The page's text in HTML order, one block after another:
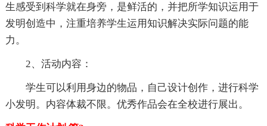
生感受到科学就在身旁，是鲜活的，并把所学知识运用于
发明创造中，注重培养学生运用知识解决实际问题的能
力。
2、活动内容：
学生可以利用身边的物品，自己设计创作，进行科学
小发明。内容体裁不限。优秀作品会在全校进行展出。